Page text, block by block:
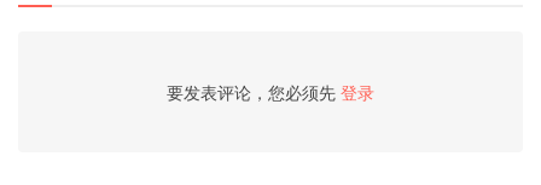
要发表评论，您必须先 登录